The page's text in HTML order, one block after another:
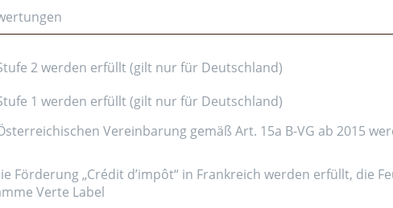
2 werden erfüllt (gilt nur für Deutschland)
1 werden erfüllt (gilt nur für Deutschland)
Vereinbarung gemäß Art. 15a B-VG ab 2015
Förderung „Crédit d’impôt“ in Frankreich werden erfüllt, die
Verte Label